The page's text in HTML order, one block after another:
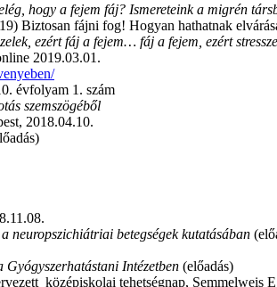
hogy a fejem fáj? Ismereteink a migrén
Biztosan fájni fog! Hogyan hathatnak
ezért fáj a fejem… fáj a fejem, ezért
2019.03.01.
évfolyam 1. szám
szemszögéből
2018.04.10.
neuropszichiátriai betegségek kutatásában
Gyógyszerhatástani Intézetben (előadás)
középiskolai tehetségnap, Semmelweis